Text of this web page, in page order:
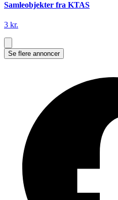
Samleobjekter fra KTAS
3 kr.
Se flere annoncer